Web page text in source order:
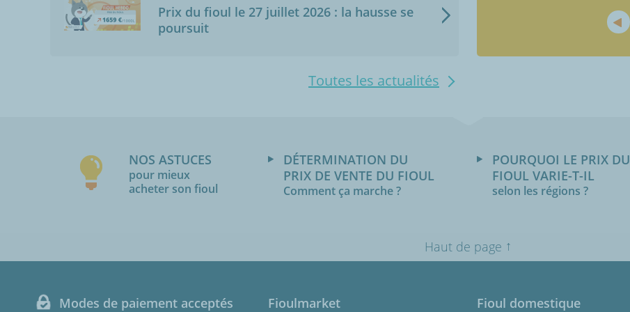
Prix du fioul le 27 juillet 2026 : la hausse se
poursuit
Toutes les actualités
NOS ASTUCES
pour mieux
acheter son fioul
DÉTERMINATION DU
PRIX DE VENTE DU FIOUL
Comment ça marche ?
POURQUOI LE PRIX DU
FIOUL VARIE-T-IL
selon les régions ?
Haut de page ↑
Modes de paiement acceptés Fioulmarket Fioul domestique